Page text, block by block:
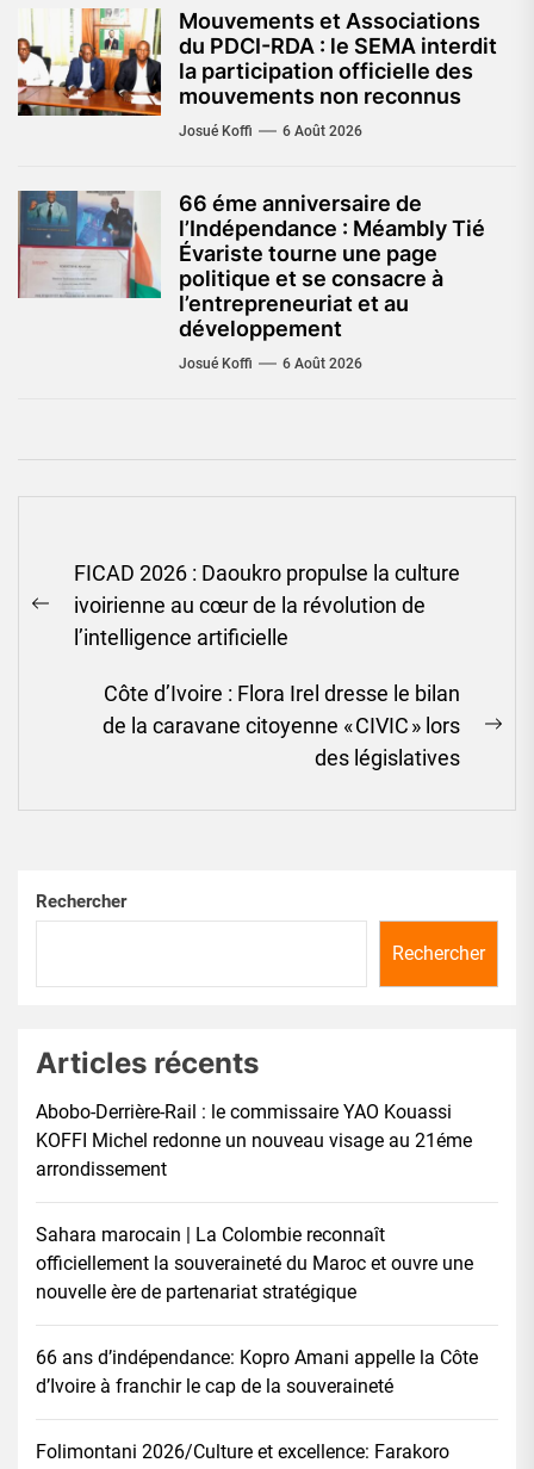
Mouvements et Associations
du PDCI-RDA : le SEMA interdit
la participation officielle des
mouvements non reconnus
Josué Koffi 6 Août 2026
66 éme anniversaire de
l’Indépendance : Méambly Tié
Évariste tourne une page
politique et se consacre à
l’entrepreneuriat et au
développement
Josué Koffi 6 Août 2026
de
l’article
Previous
post:
FICAD 2026 : Daoukro propulse la culture
ivoirienne au cœur de la révolution de
l’intelligence artificielle
Côte d’Ivoire : Flora Irel dresse le bilan
de la caravane citoyenne « CIVIC » lors
des législatives
Rechercher
Rechercher
Articles récents
Abobo-Derrière-Rail : le commissaire YAO Kouassi
KOFFI Michel redonne un nouveau visage au 21éme
arrondissement
Sahara marocain | La Colombie reconnaît
officiellement la souveraineté du Maroc et ouvre une
nouvelle ère de partenariat stratégique
66 ans d’indépendance: Kopro Amani appelle la Côte
d’Ivoire à franchir le cap de la souveraineté
Folimontani 2026/Culture et excellence: Farakoro